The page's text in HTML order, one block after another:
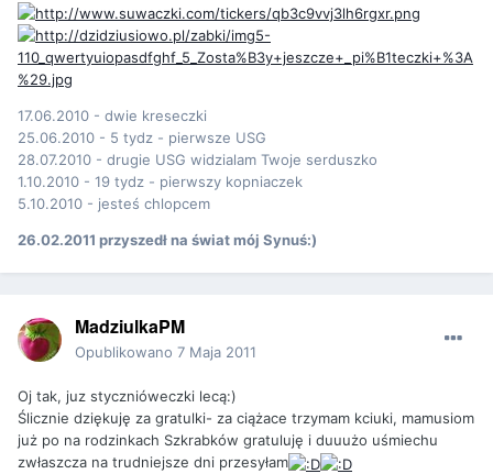
17.06.2010 - dwie kreseczki
25.06.2010 - 5 tydz - pierwsze USG
28.07.2010 - drugie USG widzialam Twoje serduszko
1.10.2010 - 19 tydz - pierwszy kopniaczek
5.10.2010 - jesteś chlopcem
26.02.2011 przyszedł na świat mój Synuś:)
MadziulkaPM
Opublikowano 7 Maja 2011
Oj tak, juz stycznióweczki lecą:)
Ślicznie dziękuję za gratulki- za ciążace trzymam kciuki, mamusiom
już po na rodzinkach Szkrabków gratuluję i duuużo uśmiechu
zwłaszcza na trudniejsze dni przesyłam